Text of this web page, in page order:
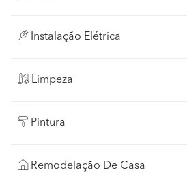
Instalação Elétrica
Limpeza
Pintura
Remodelação De Casa